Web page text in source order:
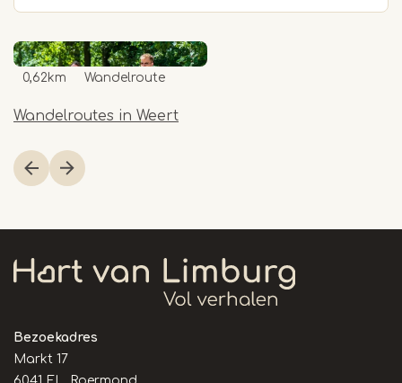
Wandelroutes in Weert
0,62km Wandelroute
1
of
Bezoekadres
Markt 17